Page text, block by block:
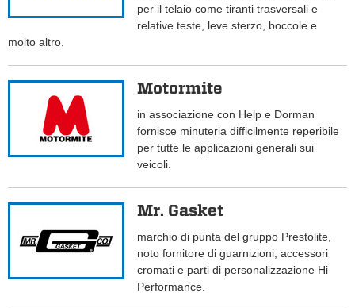
per il telaio come tiranti trasversali e
relative teste, leve sterzo, boccole e
molto altro.
Motormite
in associazione con Help e Dorman
fornisce minuteria difficilmente reperibile
per tutte le applicazioni generali sui
veicoli.
Mr. Gasket
marchio di punta del gruppo Prestolite,
noto fornitore di guarnizioni, accessori
cromati e parti di personalizzazione Hi
Performance.